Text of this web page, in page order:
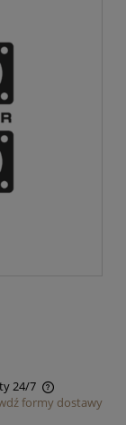
24/7
formy dostawy